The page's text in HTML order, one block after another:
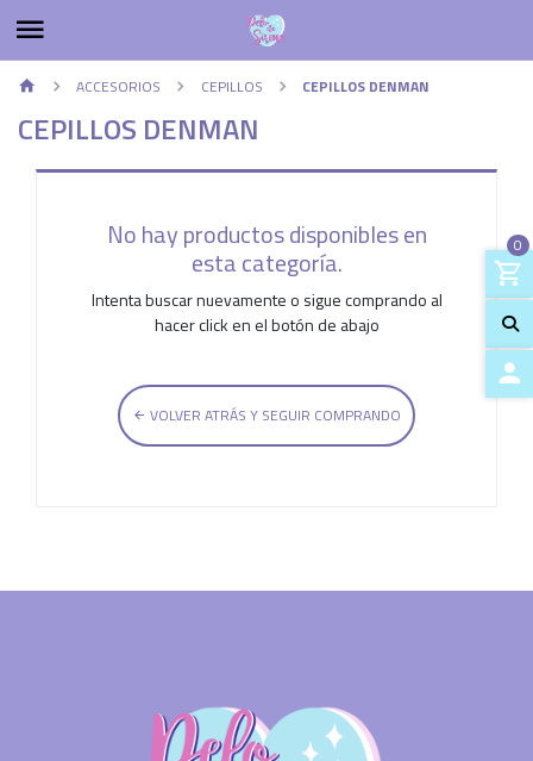
0
ACCESORIOS CEPILLOS CEPILLOS DENMAN
CEPILLOS DENMAN
No hay productos disponibles en
esta categoría.
Intenta buscar nuevamente o sigue comprando al
hacer click en el botón de abajo
VOLVER ATRÁS Y SEGUIR COMPRANDO